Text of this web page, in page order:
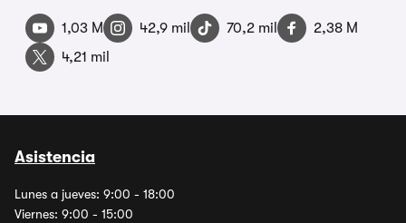
1,03 M 42,9 mil 70,2 mil
2,38 M
4,21 mil
Asistencia
Lunes a jueves: 9:00 - 18:00
Viernes: 9:00 - 15:00